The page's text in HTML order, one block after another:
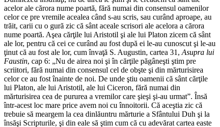
acelor ale cărora nume poartă, fără numai din consensul oamenilor
celor ce pre vremile acealea când s-au scris, sau curând aproape, au
trăit, carii cu o gură zic că sânt aceale scrisori ale acelora a cărora
nume poartă. Aşea cărţile lui Aristotil şi ale lui Platon zicem că sânt
ale lor, pentru că cei ce curând au fost după ei le-au cunoscut şi le-au
ţinut că au fost ale lor, cum învaţă S. Augustin, cartea 31, Asupra lui
Faustin, cap 6: „Nu de airea noi şi în cărţile păgâneşti ştim pre
scriitori, fără numai din consensul cel de obşte şi din mărturisirea
celor ce au fost înainte de noi. De unde ştiu oamenii că sânt cărţile
lui Platon, ale lui Aristotil, ale lui Ciceron, fără numai din
mărturisirea cea de pururea a vremilor care şieşi şi-au urmat”. Însă
într-acest loc mare price avem noi cu înnoitorii. Că aceştia zic că
trebuie să meargem la cea dinlăuntru mărturie a Sfântului Duh şi la
însăşi Scripturile, şi din eale să ştim cum că cu adevărat cartea easte